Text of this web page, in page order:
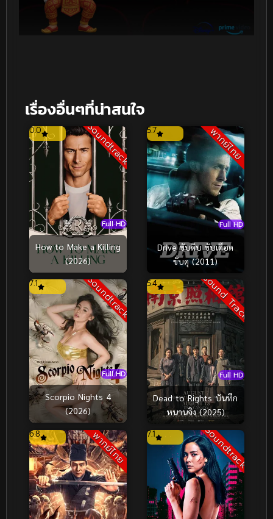
เรื่องอื่นๆที่น่าสนใจ
Soundtrack
Full HD
0.0
How to Make a Killing
(2026)
พากย์ไทย
Full HD
5.7
Drive ขับดิบ ขับเดือด
ขับดุ (2011)
Soundtrack
Full HD
7.1
Scorpio Nights 4
(2026)
Sound Track
Full HD
5.4
Dead to Rights บันทึก
หนานจิง (2025)
พากย์ไทย
6.8 Soundtrack
7.1